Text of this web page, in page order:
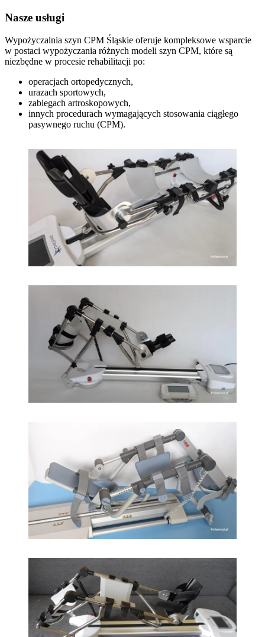
Nasze usługi
Wypożyczalnia szyn CPM Śląskie oferuje kompleksowe wsparcie
w postaci wypożyczania różnych modeli szyn CPM, które są
niezbędne w procesie rehabilitacji po:
operacjach ortopedycznych,
urazach sportowych,
zabiegach artroskopowych,
innych procedurach wymagających stosowania ciągłego
pasywnego ruchu (CPM).